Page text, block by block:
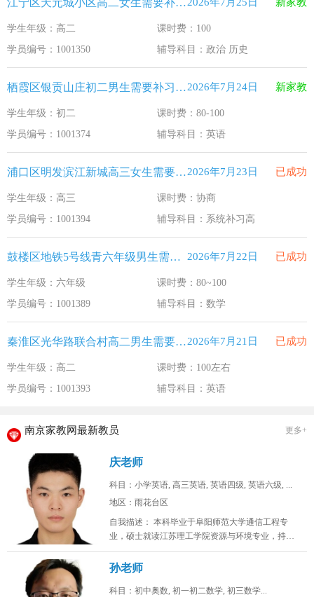
江宁区天元城小区高二女生需要补习政治 历史2026年7月25日 新家教
学生年级：高二
课时费：100
学员编号：1001350
辅导科目：政治 历史
栖霞区银贡山庄初二男生需要补习英语2026年7月24日 新家教
学生年级：初二
课时费：80-100
学员编号：1001374
辅导科目：英语
浦口区明发滨江新城高三女生需要补习系统补习高2026年7月23日 已成功
学生年级：高三
课时费：协商
学员编号：1001394
辅导科目：系统补习高
鼓楼区地铁5号线青六年级男生需要补习数学 2026年7月22日 已成功
学生年级：六年级
课时费：80~100
学员编号：1001389
辅导科目：数学
秦淮区光华路联合村高二男生需要补习英语2026年7月21日 已成功
学生年级：高二
课时费：100左右
学员编号：1001393
辅导科目：英语
南京家教网最新教员 更多+
庆老师
科目：小学英语, 高三英语, 英语四级, 英语六级, ...
地区：雨花台区
自我描述： 本科毕业于阜阳师范大学通信工程专
业，硕士就读江苏理工学院资源与环境专业，持有
初高中英语教师资格证，具备系统...
孙老师
科目：初中奥数, 初一初二数学, 初三数学...